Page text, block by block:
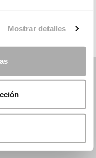
Mostrar detalles